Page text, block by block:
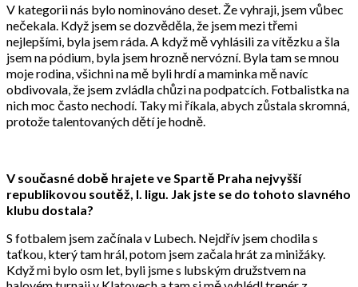
V kategorii nás bylo nominováno deset. Že vyhraji, jsem vůbec
nečekala. Když jsem se dozvěděla, že jsem mezi třemi
nejlepšími, byla jsem ráda. A když mě vyhlásili za vítězku a šla
jsem na pódium, byla jsem hrozně nervózní. Byla tam se mnou
moje rodina, všichni na mě byli hrdí a maminka mě navíc
obdivovala, že jsem zvládla chůzi na podpatcích. Fotbalistka na
nich moc často nechodí. Taky mi říkala, abych zůstala skromná,
protože talentovaných dětí je hodně.
V současné době hrajete ve Spartě Praha nejvyšší
republikovou soutěž, I. ligu. Jak jste se do tohoto slavného
klubu dostala?
S fotbalem jsem začínala v Lubech. Nejdřív jsem chodila s
taťkou, který tam hrál, potom jsem začala hrát za minižáky.
Když mi bylo osm let, byli jsme s lubským družstvem na